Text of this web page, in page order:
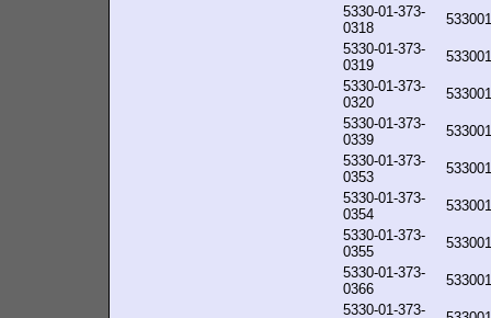
5330-01-373-
0318
5330-01-373-
0319
5330-01-373-
0320
5330-01-373-
0339
5330-01-373-
0353
5330-01-373-
0354
5330-01-373-
0355
5330-01-373-
0366
5330-01-373-